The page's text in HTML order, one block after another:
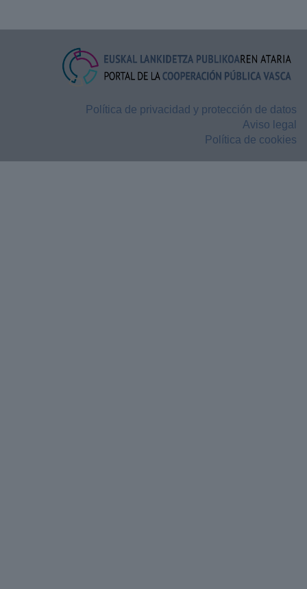
Política de privacidad y protección de datos
Aviso legal
Política de cookies